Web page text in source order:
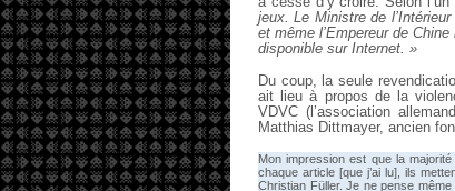
jeux. Le Ministre de
et même l’Empereur de
disponible sur Internet. »
Du coup, la seule
ait lieu à propos de la
VDVC (l’association
Matthias Dittmayer, ancien
Mon impression est que la
chaque article [que j’ai lu], ils
Christian Füller. Je ne pense